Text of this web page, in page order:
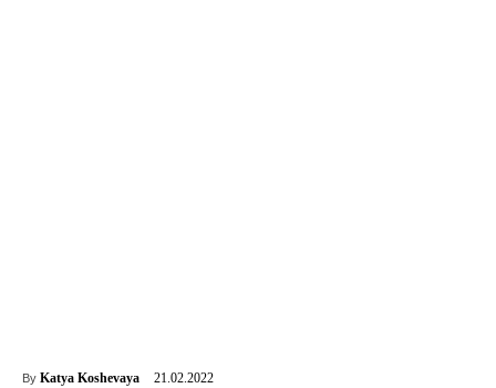
By Katya Koshevaya 21.02.2022